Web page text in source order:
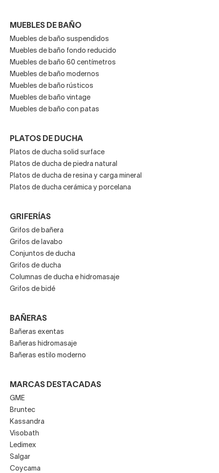
MUEBLES DE BAÑO
Muebles de baño suspendidos
Muebles de baño fondo reducido
Muebles de baño 60 centímetros
Muebles de baño modernos
Muebles de baño rústicos
Muebles de baño vintage
Muebles de baño con patas
PLATOS DE DUCHA
Platos de ducha solid surface
Platos de ducha de piedra natural
Platos de ducha de resina y carga mineral
Platos de ducha cerámica y porcelana
GRIFERÍAS
Grifos de bañera
Grifos de lavabo
Conjuntos de ducha
Grifos de ducha
Columnas de ducha e hidromasaje
Grifos de bidé
BAÑERAS
Bañeras exentas
Bañeras hidromasaje
Bañeras estilo moderno
MARCAS DESTACADAS
GME
Bruntec
Kassandra
Visobath
Ledimex
Salgar
Coycama